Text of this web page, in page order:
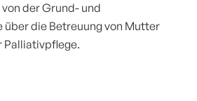
der Grund- und
über die Betreuung von Mutter
Palliativpflege.